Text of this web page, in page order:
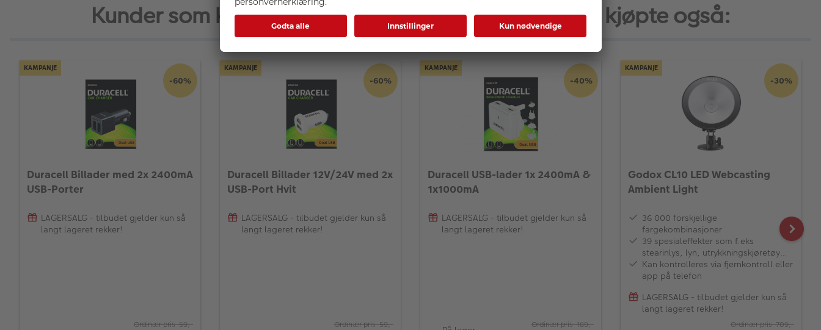
Kunder som kjøpte Fenix E-lite Mini 150 Lommelykt, kjøpte også:
KAMPANJE
-60%
Duracell Billader med 2x 2400mA
USB-Porter
LAGERSALG - tilbudet gjelder kun så
langt lageret rekker!
Ordinær pris 59,-
KAMPANJE
-60%
Duracell Billader 12V/24V med 2x
USB-Port Hvit
LAGERSALG - tilbudet gjelder kun så
langt lageret rekker!
Ordinær pris 59,-
KAMPANJE
-40%
Duracell USB-lader 1x 2400mA &
1x1000mA
LAGERSALG - tilbudet gjelder kun så
langt lageret rekker!
Ordinær pris 189,-
KAMPANJE
-30%
Godox CL10 LED Webcasting
Ambient Light
36 000 forskjellige
fargekombinasjoner
39 spesialeffekter som f.eks
stearinlys, lyn, utrykkningskjøretøy
osv
Kan kontrolleres via fjernkontroll eller
app på telefon
LAGERSALG - tilbudet gjelder kun så
langt lageret rekker!
Ordinær pris 709,-